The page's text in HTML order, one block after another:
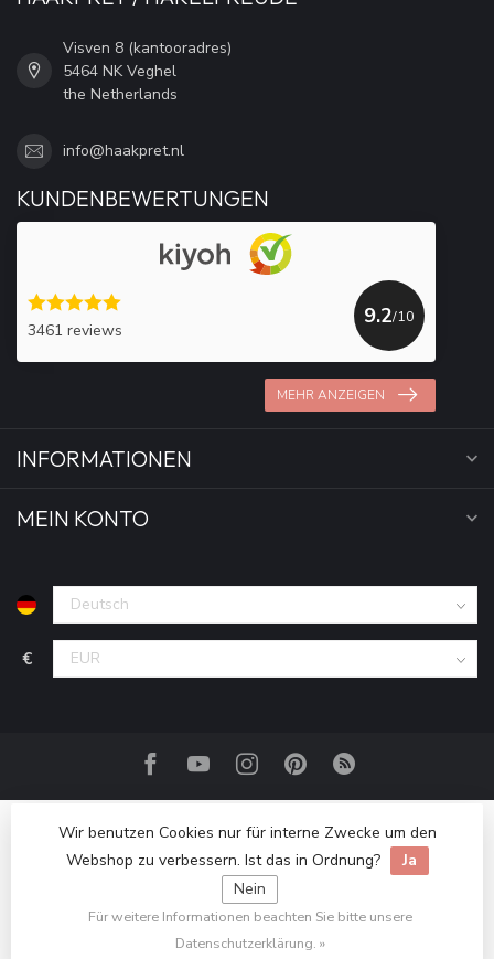
Visven 8 (kantooradres)
5464 NK Veghel
the Netherlands
info@haakpret.nl
KUNDENBEWERTUNGEN
3461 reviews
9.2/10
MEHR ANZEIGEN
INFORMATIONEN
MEIN KONTO
€
© Copyright 2026 Haakpret / Häkelfreude
Wir benutzen Cookies nur für interne Zwecke um den
Webshop zu verbessern. Ist das in Ordnung?
Ja
Nein
Für weitere Informationen beachten Sie bitte unsere
Datenschutzerklärung. »